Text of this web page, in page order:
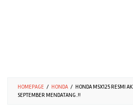
HOMEPAGE / HONDA / HONDA MSX125 RESMI
SEPTEMBER MENDATANG..!!